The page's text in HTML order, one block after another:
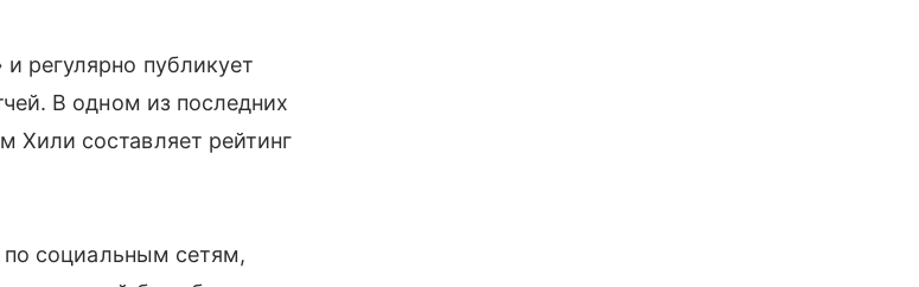
регулярно публикует
В одном из последних
Хили составляет рейтинг
по социальным сетям,